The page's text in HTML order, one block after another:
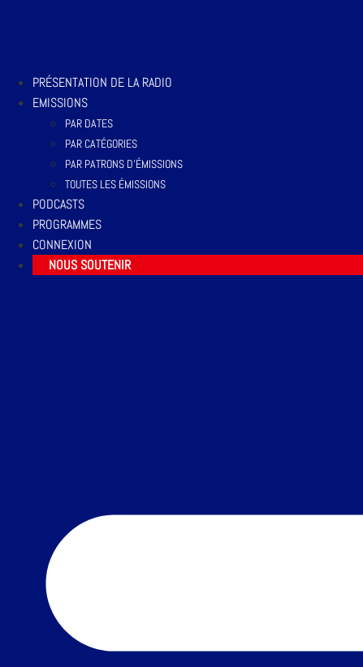
PRÉSENTATION DE LA RADIO
EMISSIONS
PAR DATES
PAR CATÉGORIES
PAR PATRONS D’ÉMISSIONS
TOUTES LES ÉMISSIONS
PODCASTS
PROGRAMMES
CONNEXION
NOUS SOUTENIR